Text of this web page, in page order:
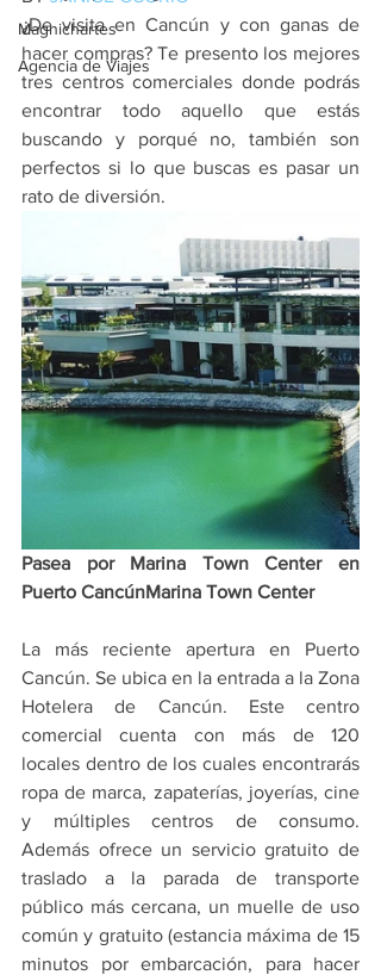
Magnichartes
Agencia de Viajes
¿De visita en Cancún y con ganas de
hacer compras? Te presento los mejores
tres centros comerciales donde podrás
encontrar todo aquello que estás
buscando y porqué no, también son
perfectos si lo que buscas es pasar un
rato de diversión.
Pasea por Marina Town Center en
Puerto CancúnMarina Town Center
La más reciente apertura en Puerto
Cancún. Se ubica en la entrada a la Zona
Hotelera de Cancún. Este centro
comercial cuenta con más de 120
locales dentro de los cuales encontrarás
ropa de marca, zapaterías, joyerías, cine
y múltiples centros de consumo.
Además ofrece un servicio gratuito de
traslado a la parada de transporte
público más cercana, un muelle de uso
común y gratuito (estancia máxima de 15
minutos por embarcación, para hacer